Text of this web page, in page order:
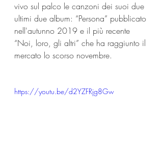
vivo sul palco le canzoni dei suoi due
ultimi due album: “Persona” pubblicato
nell'autunno 2019 e il più recente
“Noi, loro, gli altri” che ha raggiunto il
mercato lo scorso novembre.
https://youtu.be/d2YZFRjg8Gw